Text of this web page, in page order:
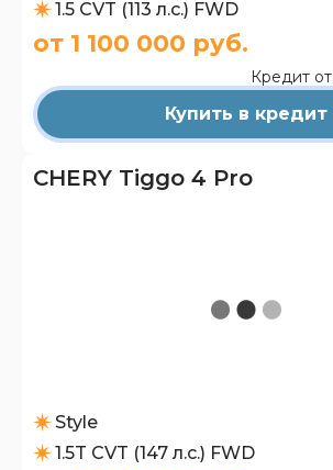
1.5 CVT (113 л.с.) FWD
от 1 100 000 руб.
Кредит от
Купить в кредит
CHERY Tiggo 4 Pro
Style
1.5T CVT (147 л.с.) FWD